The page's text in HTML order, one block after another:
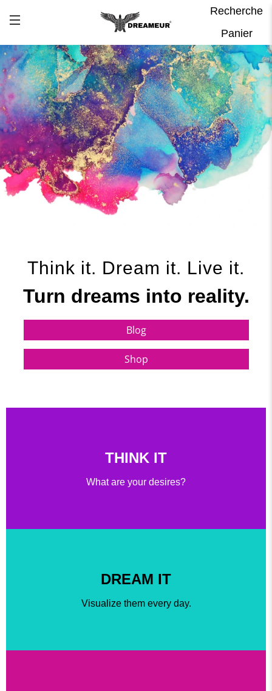
Recherche
Panier
Think it. Dream it. Live it.
Turn dreams into reality.
Blog
Shop
THINK IT
What are your desires?
DREAM IT
Visualize them every day.